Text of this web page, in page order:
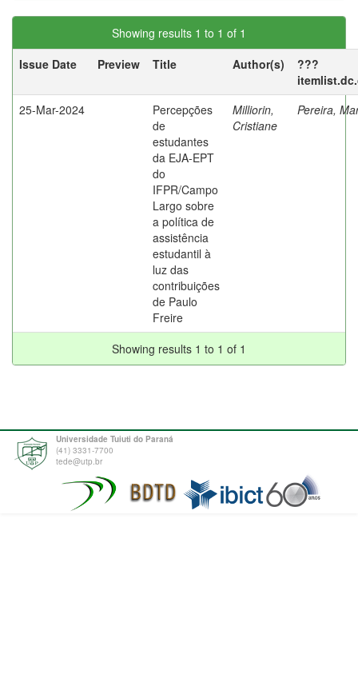
Showing results 1 to 1 of 1
Issue Date
Preview Title Author(s)
???
25-Mar-2024
Percepções
de
estudantes
da EJA-EPT
do
IFPR/Campo
Largo sobre
a política de
assistência
estudantil à
luz das
contribuições
de Paulo
Freire
Milliorin,
Cristiane
Pereira,
Showing results 1 to 1 of 1
Universidade Tuiuti do Paraná
(41) 3331-7700
tede@utp.br